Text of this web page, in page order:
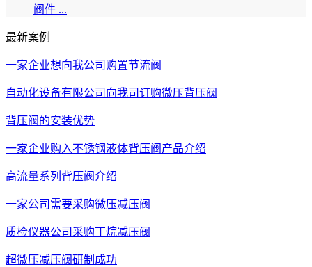
阀件 ...
最新案例
一家企业想向我公司购置节流阀
自动化设备有限公司向我司订购微压背压阀
背压阀的安装优势
一家企业购入不锈钢液体背压阀产品介绍
高流量系列背压阀介绍
一家公司需要采购微压减压阀
质检仪器公司采购丁烷减压阀
超微压减压阀研制成功